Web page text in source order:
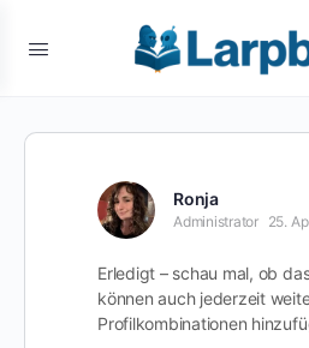
Ronja
Administrator 25.
Erledigt – schau mal, ob
können auch jederzeit
Profilkombinationen